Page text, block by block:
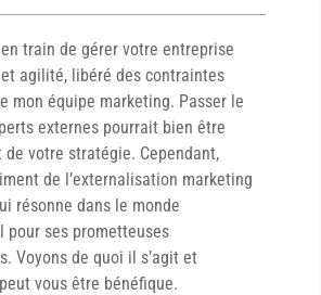
train de gérer votre entreprise
agilité, libéré des contraintes
mon équipe marketing. Passer le
externes pourrait bien être
de votre stratégie. Cependant,
de l’externalisation marketing
résonne dans le monde
pour ses prometteuses
Voyons de quoi il s’agit et
vous être bénéfique.